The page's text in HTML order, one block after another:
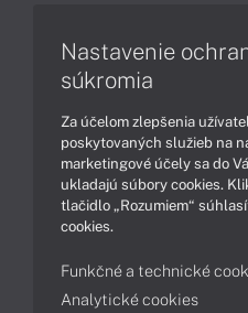
Ako nakupovať
Podpora a servis
Servisné oddelenie
Diagnostiky online
Nastavenie
súkromia
Za účelom zlepšenia
poskytovaných služieb na
marketingové účely sa do
ukladajú súbory cookies.
tlačidlo „Rozumiem“
cookies.
Funkčné a technické
Analytické cookies